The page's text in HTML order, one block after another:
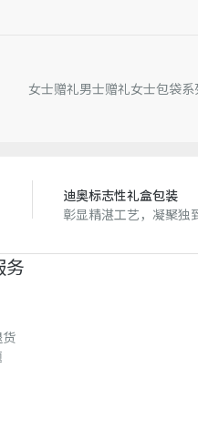
女士赠礼男士赠礼女士包袋系
迪奥标志性礼盒包装
彰显精湛工艺，凝聚独
务